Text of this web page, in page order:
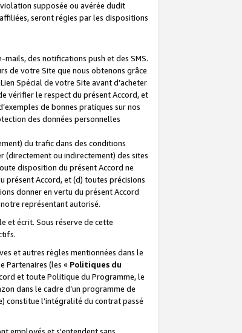
supposée ou avérée dudit
seront régies par les dispositions
des notifications push et des SMS.
de votre Site que nous obtenons grâce
Spécial de votre Site avant d’acheter
vérifier le respect du présent Accord, et
de bonnes pratiques sur nos
des données personnelles
du trafic dans des conditions
(directement ou indirectement) des sites
disposition du présent Accord ne
présent Accord, et (d) toutes précisions
donner en vertu du présent Accord
représentant autorisé.
et écrit. Sous réserve de cette
et autres règles mentionnées dans le
Partenaires (les « Politiques du
et toute Politique du Programme, le
dans le cadre d’un programme de
constitue l’intégralité du contrat passé